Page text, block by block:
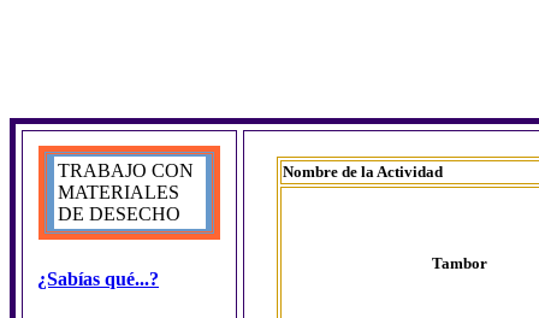
TRABAJO CON
MATERIALES
DE DESECHO
¿Sabías qué...?
Nombre de la Actividad
Tambor